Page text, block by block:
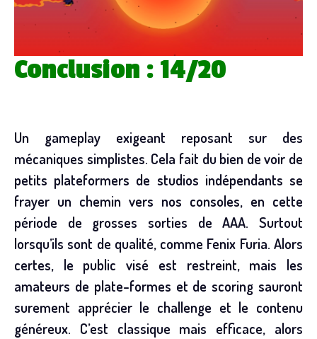
Conclusion : 14/20
Un gameplay exigeant reposant sur des
mécaniques simplistes. Cela fait du bien de voir de
petits plateformers de studios indépendants se
frayer un chemin vers nos consoles, en cette
période de grosses sorties de AAA. Surtout
lorsqu’ils sont de qualité, comme Fenix Furia. Alors
certes, le public visé est restreint, mais les
amateurs de plate-formes et de scoring sauront
surement apprécier le challenge et le contenu
généreux. C’est classique mais efficace, alors